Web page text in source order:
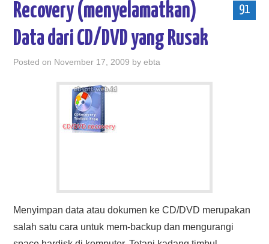
91
Recovery (menyelamatkan)
Data dari CD/DVD yang Rusak
Posted on November 17, 2009 byebta
Menyimpan data atau dokumen ke CD/DVD merupakan
salah satu cara untuk mem-backup dan mengurangi